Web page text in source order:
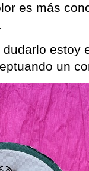
es más
dudarlo estoy
un